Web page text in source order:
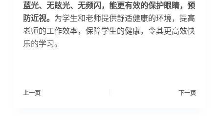
蓝光、无眩光、无频闪，能更有效的保护眼睛，预
防近视。 为学生和老师提供舒适健康的环境，提高
老师的工作效率，保障学生的健康，令其更高效快
乐的学习。
上一页 下一页